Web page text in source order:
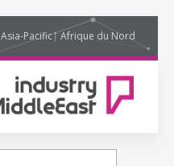
Afrique du Nord
Asia-Pacific